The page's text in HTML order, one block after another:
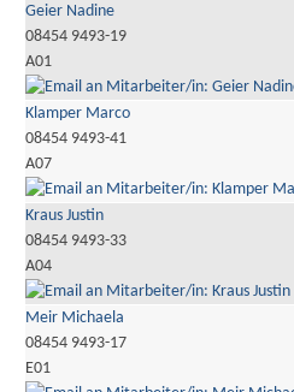
Geier Nadine
08454 9493-19
A01
Klamper Marco
08454 9493-41
A07
Kraus Justin
08454 9493-33
A04
Meir Michaela
08454 9493-17
E01